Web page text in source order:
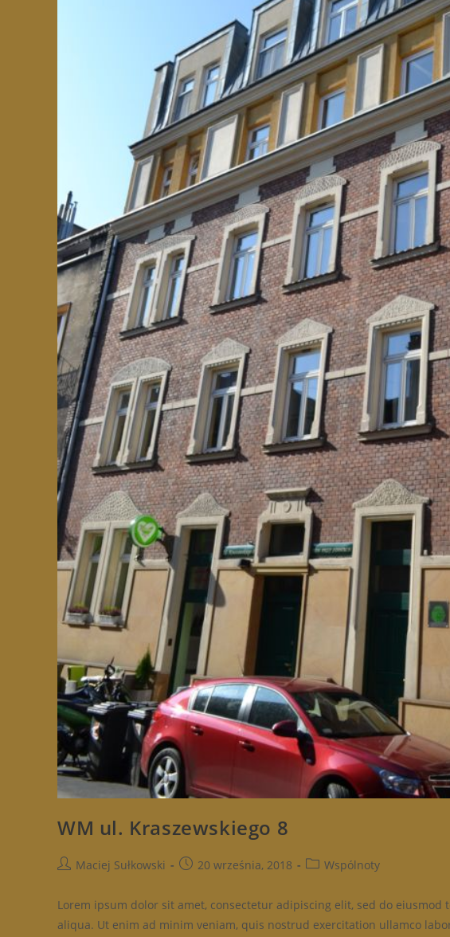
WM ul. Kraszewskiego 8
PostMaciej Sułkowski
Post20 września, 2018
PostWspólnoty
Lorem ipsum dolor sit amet, consectetur adipiscing elit, sed do
aliqua. Ut enim ad minim veniam, quis nostrud exercitation ullamco